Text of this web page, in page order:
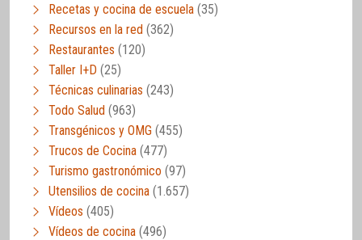
Recetas y cocina de escuela (35)
Recursos en la red (362)
Restaurantes (120)
Taller I+D (25)
Técnicas culinarias (243)
Todo Salud (963)
Transgénicos y OMG (455)
Trucos de Cocina (477)
Turismo gastronómico (97)
Utensilios de cocina (1.657)
Vídeos (405)
Vídeos de cocina (496)